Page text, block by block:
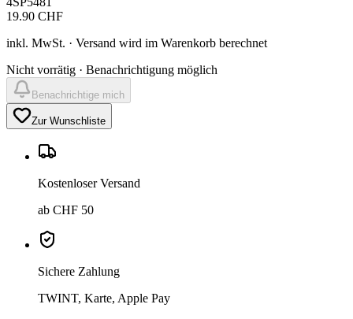
19.90 CHF
inkl. MwSt. · Versand wird im Warenkorb berechnet
Nicht vorrätig · Benachrichtigung möglich
Benachrichtige mich
Zur Wunschliste
Kostenloser Versand
ab CHF 50
Sichere Zahlung
TWINT, Karte, Apple Pay